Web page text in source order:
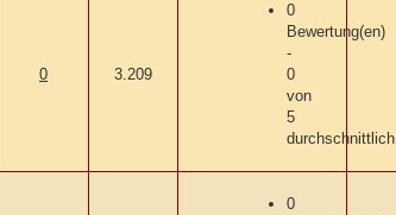
0 3.209
0
Bewertung(en)
-
0
von
5
durchschnittlich
0